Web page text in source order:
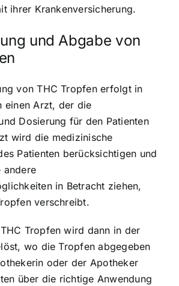
ihrer Krankenversicherung.
und Abgabe von
von THC Tropfen erfolgt in
einen Arzt, der die
Dosierung für den Patienten
wird die medizinische
Patienten berücksichtigen und
andere
in Betracht ziehen,
verschreibt.
Tropfen wird dann in der
wo die Tropfen abgegeben
oder der Apotheker
über die richtige Anwendung